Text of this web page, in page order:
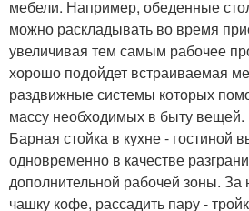
мебели. Например, обеденные
можно раскладывать во время
увеличивая тем самым рабочее
хорошо подойдет встраиваемая
раздвижные системы которых
массу необходимых в быту вещей.
Барная стойка в кухне - гостиной
одновременно в качестве
дополнительной рабочей зоны.
чашку кофе, рассадить пару -